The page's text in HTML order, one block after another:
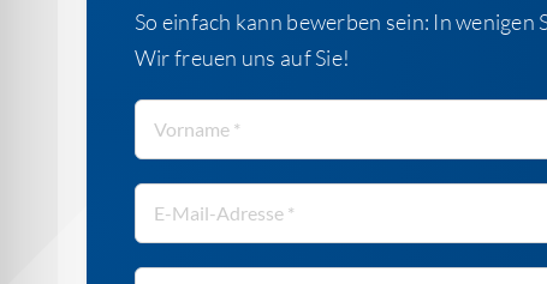
So einfach kann bewerben sein: In wenigen
Wir freuen uns auf Sie!